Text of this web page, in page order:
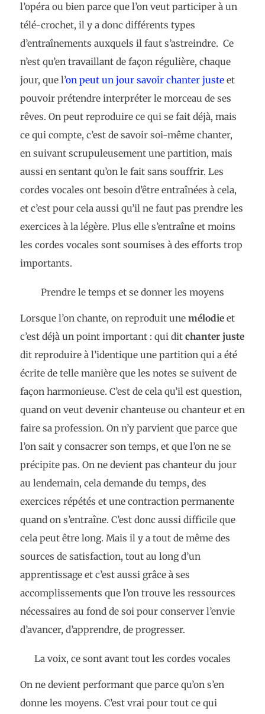
l’opéra ou bien parce que l’on veut participer à un
télé-crochet, il y a donc différents types
d’entraînements auxquels il faut s’astreindre. Ce
n’est qu’en travaillant de façon régulière, chaque
jour, que l’on peut un jour savoir chanter justeet
pouvoir prétendre interpréter le morceau de ses
rêves. On peut reproduire ce qui se fait déjà, mais
ce qui compte, c’est de savoir soi-même chanter,
en suivant scrupuleusement une partition, mais
aussi en sentant qu’on le fait sans souffrir. Les
cordes vocales ont besoin d’être entraînées à cela,
et c’est pour cela aussi qu’il ne faut pas prendre les
exercices à la légère. Plus elle s’entraîne et moins
les cordes vocales sont soumises à des efforts trop
importants.
Prendre le temps et se donner les moyens
Lorsque l’on chante, on reproduit une mélodieet
c’est déjà un point important : qui dit chanter juste
dit reproduire à l’identique une partition qui a été
écrite de telle manière que les notes se suivent de
façon harmonieuse. C’est de cela qu’il est question,
quand on veut devenir chanteuse ou chanteur et en
faire sa profession. On n’y parvient que parce que
l’on sait y consacrer son temps, et que l’on ne se
précipite pas. On ne devient pas chanteur du jour
au lendemain, cela demande du temps, des
exercices répétés et une contraction permanente
quand on s’entraîne. C’est donc aussi difficile que
cela peut être long. Mais il y a tout de même des
sources de satisfaction, tout au long d’un
apprentissage et c’est aussi grâce à ses
accomplissements que l’on trouve les ressources
nécessaires au fond de soi pour conserver l’envie
d’avancer, d’apprendre, de progresser.
La voix, ce sont avant tout les cordes vocales
On ne devient performant que parce qu’on s’en
donne les moyens. C’est vrai pour tout ce qui